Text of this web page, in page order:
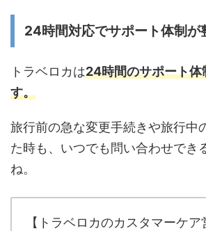
24時間対応でサポート体制が
トラベロカは24時間のサポート体
す。
旅行前の急な変更手続きや旅行中
た時も、いつでも問い合わせでき
ね。
【トラベロカのカスタマーケア